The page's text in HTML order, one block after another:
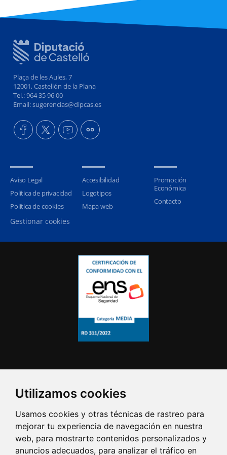
Utilizamos cookies
Usamos cookies y otras técnicas de rastreo para
mejorar tu experiencia de navegación en nuestra
web, para mostrarte contenidos personalizados y
anuncios adecuados, para analizar el tráfico en
Plaça de les Aules, 7
12001, Castellón de la Plana
Tel.: 964 35 96 00
Email: sugerencias@dipcas.es
Aviso Legal
Política de privacidad
Política de cookies
Gestionar cookies
Accesibilidad
Logotipos
Mapa web
Promoción
Económica
Contacto